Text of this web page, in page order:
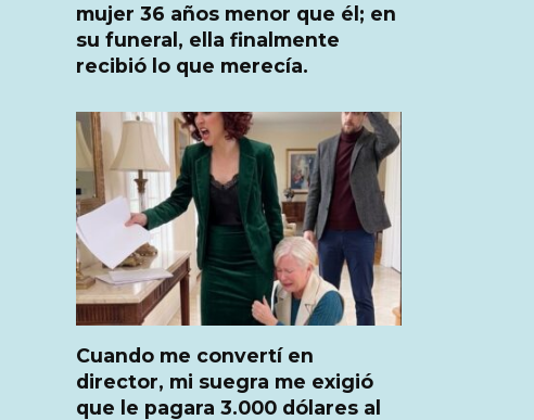
mujer 36 años menor que él; en
su funeral, ella finalmente
recibió lo que merecía.
Cuando me convertí en
director, mi suegra me exigió
que le pagara 3.000 dólares al